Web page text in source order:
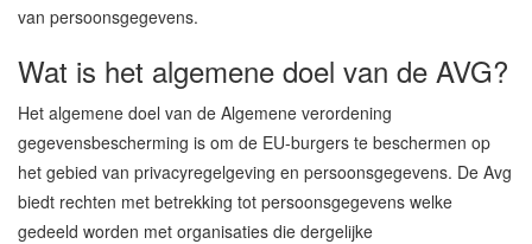
van persoonsgegevens.
Wat is het algemene doel van de AVG?
Het algemene doel van de Algemene verordening
gegevensbescherming is om de EU-burgers te beschermen op
het gebied van privacyregelgeving en persoonsgegevens. De Avg
biedt rechten met betrekking tot persoonsgegevens welke
gedeeld worden met organisaties die dergelijke